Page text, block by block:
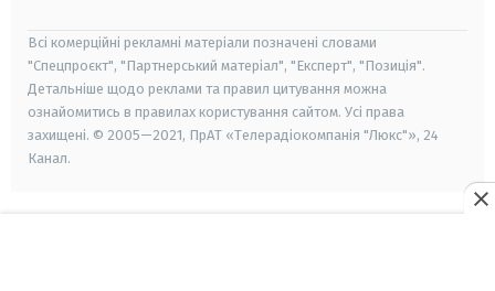
Всі комерційні рекламні матеріали позначені словами
"Спецпроєкт", "Партнерський матеріал", "Експерт", "Позиція".
Детальніше щодо реклами та правил цитування можна
ознайомитись в правилах користування сайтом. Усі права
захищені. © 2005—2021, ПрАТ «Телерадіокомпанія "Люкс"», 24
Канал.